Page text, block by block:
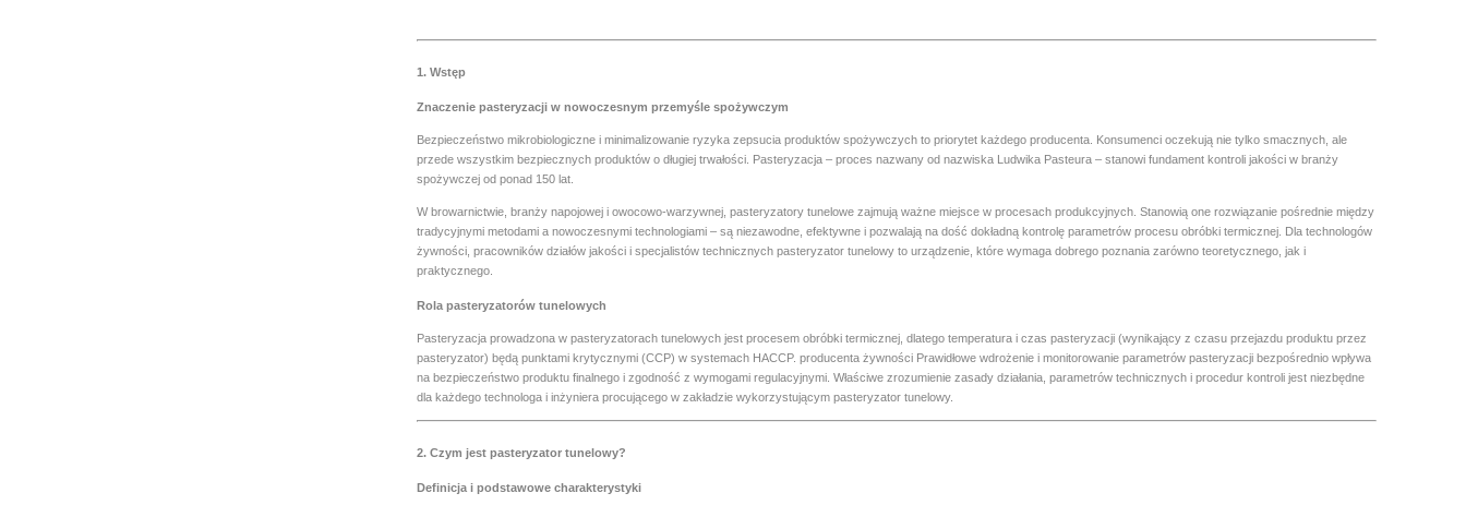
1. Wstęp
Znaczenie pasteryzacji w nowoczesnym przemyśle spożywczym
Bezpieczeństwo mikrobiologiczne i minimalizowanie ryzyka zepsucia produktów spożywczych to priorytet każdego producenta. Konsumenci oczekują nie tylko smacznych, ale
przede wszystkim bezpiecznych produktów o długiej trwałości. Pasteryzacja – proces nazwany od nazwiska Ludwika Pasteura – stanowi fundament kontroli jakości w branży
spożywczej od ponad 150 lat.
W browarnictwie, branży napojowej i owocowo-warzywnej, pasteryzatory tunelowe zajmują ważne miejsce w procesach produkcyjnych. Stanowią one rozwiązanie pośrednie między
tradycyjnymi metodami a nowoczesnymi technologiami – są niezawodne, efektywne i pozwalają na dość dokładną kontrolę parametrów procesu obróbki termicznej. Dla technologów
żywności, pracowników działów jakości i specjalistów technicznych pasteryzator tunelowy to urządzenie, które wymaga dobrego poznania zarówno teoretycznego, jak i
praktycznego.
Rola pasteryzatorów tunelowych
Pasteryzacja prowadzona w pasteryzatorach tunelowych jest procesem obróbki termicznej, dlatego temperatura i czas pasteryzacji (wynikający z czasu przejazdu produktu przez
pasteryzator) będą punktami krytycznymi (CCP) w systemach HACCP. producenta żywności Prawidłowe wdrożenie i monitorowanie parametrów pasteryzacji bezpośrednio wpływa
na bezpieczeństwo produktu finalnego i zgodność z wymogami regulacyjnymi. Właściwe zrozumienie zasady działania, parametrów technicznych i procedur kontroli jest niezbędne
dla każdego technologa i inżyniera procującego w zakładzie wykorzystującym pasteryzator tunelowy.
2. Czym jest pasteryzator tunelowy?
Definicja i podstawowe charakterystyki